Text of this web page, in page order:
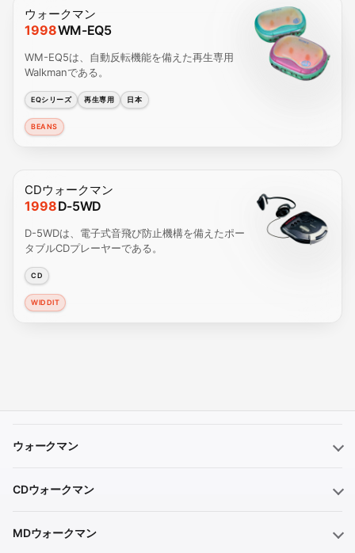
ウォークマン
1998WM-EQ5
WM-EQ5は、自動反転機能を備えた再生専用
Walkmanである。
EQシリーズ 再生専用 日本
BEANS
CDウォークマン
1998D-5WD
D-5WDは、電子式音飛び防止機構を備えたポー
タブルCDプレーヤーである。
CD
WIDDIT
ウォークマン
CDウォークマン
MDウォークマン